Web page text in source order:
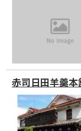
赤司日田羊羹本